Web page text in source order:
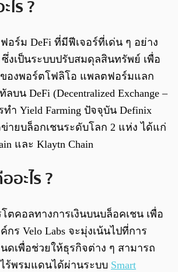
ไร ?
อร์ม DeFi ที่มีฟีเจอร์ที่เด่น ๆ อย่าง
ซึ่งเป็นระบบปรับสมดุลสินทรัพย์ เพื่อ
ของพอร์ตโฟลิโอ แพลตฟอร์มแลก
บน DeFi (Decentralized Exchange –
ำ Yield Farming ปัจจุบัน Definix
ายบล็อกเชนระดับโลก 2 แห่ง ได้แก่
และ Klaytn Chain
อะไร ?
โตคอลทางการเงินบนบล็อคเชน เพื่อ
กร Velo Labs จะมุ่งเน้นไปที่การ
เพื่อช่วยให้ธุรกิจต่าง ๆ สามารถ
ร้พรมแดนได้ผ่านระบบ Smart